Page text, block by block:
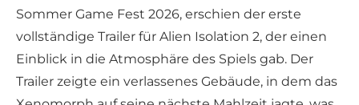
Sommer Game Fest 2026, erschien der erste
vollständige Trailer für Alien Isolation 2, der einen
Einblick in die Atmosphäre des Spiels gab. Der
Trailer zeigte ein verlassenes Gebäude, in dem das